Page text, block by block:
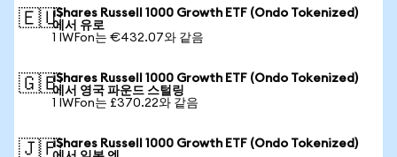
🇪🇺iShares Russell 1000 Growth ETF (Ondo Tokenized)
에서 유로
1 IWFon는 €432.07와 같음
🇬🇧iShares Russell 1000 Growth ETF (Ondo Tokenized)
에서 영국 파운드 스털링
1 IWFon는 £370.22와 같음
🇯🇵iShares Russell 1000 Growth ETF (Ondo Tokenized)